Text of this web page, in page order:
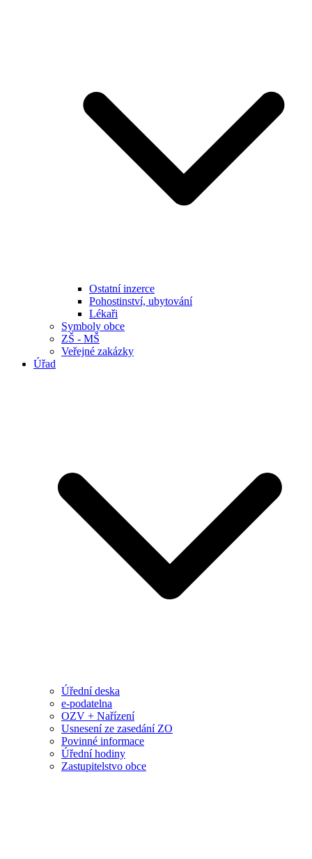
Ostatní inzerce
Pohostinství, ubytování
Lékaři
Symboly obce
ZŠ - MŠ
Veřejné zakázky
Úřad
Úřední deska
e-podatelna
OZV + Nařízení
Usnesení ze zasedání ZO
Povinné informace
Úřední hodiny
Zastupitelstvo obce